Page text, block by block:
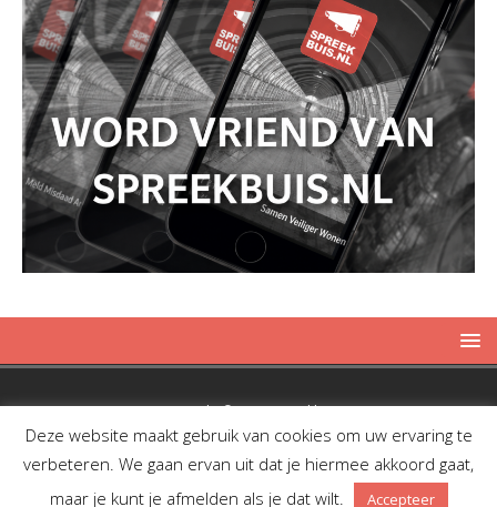
Copyright © 2019 Spreekbuis
Deze website maakt gebruik van cookies om uw ervaring te
verbeteren. We gaan ervan uit dat je hiermee akkoord gaat,
maar je kunt je afmelden als je dat wilt.
Accepteer